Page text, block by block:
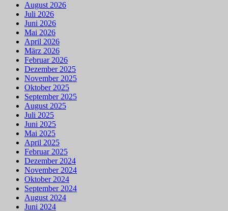
August 2026
Juli 2026
Juni 2026
Mai 2026
April 2026
März 2026
Februar 2026
Dezember 2025
November 2025
Oktober 2025
September 2025
August 2025
Juli 2025
Juni 2025
Mai 2025
April 2025
Februar 2025
Dezember 2024
November 2024
Oktober 2024
September 2024
August 2024
Juni 2024